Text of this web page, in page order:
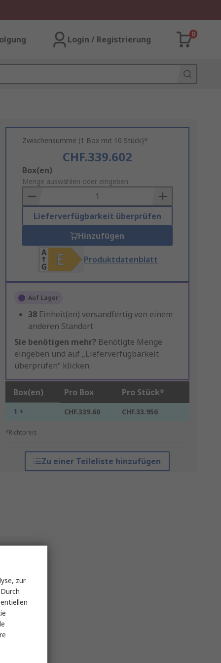
Login / Registrierung
0
Zwischensumme (1 Box mit 10 Stück)*
CHF.339.602
Add
to
Basket
Box(en)
Menge auswählen oder eingeben
Lieferverfügbarkeit überprüfen
Hinzufügen
Produktdatenblatt
Auf Lager
38 Einheit(en) versandfertig von einem
anderen Standort
Sie benötigen mehr? Benötigte Menge
eingeben und auf „Lieferverfügbarkeit
überprüfen“ klicken.
Box(en) Pro Box Pro Stück*
1 + CHF.339.60 CHF.33.956
*Richtpreis
Zu einer Teileliste hinzufügen
zur